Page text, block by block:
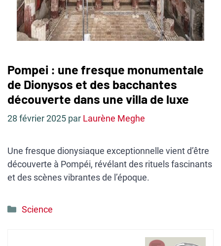
Pompei : une fresque monumentale
de Dionysos et des bacchantes
découverte dans une villa de luxe
28 février 2025 par Laurène Meghe
Une fresque dionysiaque exceptionnelle vient d’être
découverte à Pompéi, révélant des rituels fascinants
et des scènes vibrantes de l’époque.
Catégories
Science